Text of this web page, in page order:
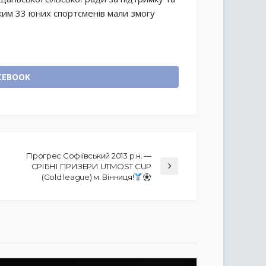
33 юних спортсменів мали змогу
Прогрес Софіївський 2013 р.н. —
СРІБНІ ПРИЗЕРИ UTMOST CUP
(Gold league) м. Вінниця!